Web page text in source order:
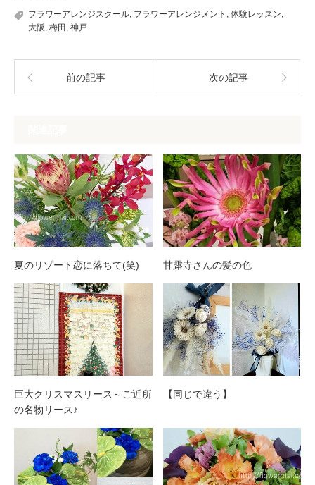
フラワーアレンジスクール, フラワーアレンジメント , 体験レッスン,
大阪 , 梅田 , 神戸
前の記事 次の記事
夏のリゾート恋に落ちて(笑) 甘露寺さんの髪の色
巨大クリスマスリース～ご近所
の名物リース♪
【同じで違う】